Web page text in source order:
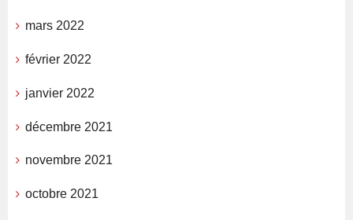
mars 2022
février 2022
janvier 2022
décembre 2021
novembre 2021
octobre 2021